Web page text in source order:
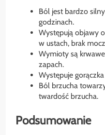
Ból jest bardzo
godzinach.
Występują objawy
w ustach, brak
Wymioty są
zapach.
Występuje
Ból brzucha
twardość brzucha.
Podsumowanie